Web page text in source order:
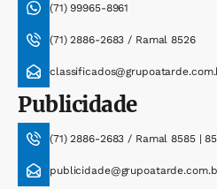
(71) 99965-8961
(71) 2886-2683 / Ramal 8526
Publicidade
(71) 2886-2683 / Ramal 8585 |